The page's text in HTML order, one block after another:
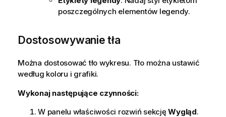
poszczególnych elementów legendy.
Dostosowywanie tła
Można dostosować tło wykresu. Tło można ustawić
według koloru i grafiki.
Wykonaj następujące czynności:
W panelu właściwości rozwiń sekcjęWygląd.